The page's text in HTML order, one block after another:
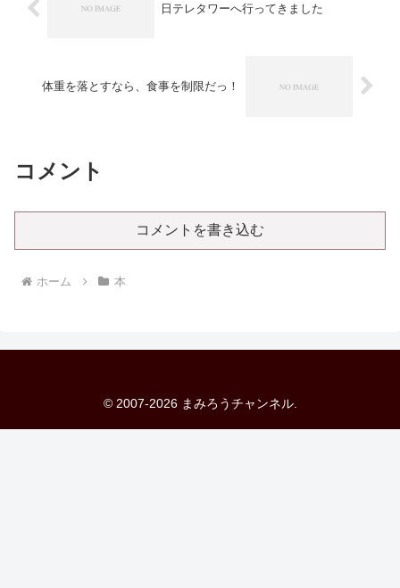
日テレタワーへ行ってきました
体重を落とすなら、食事を制限だっ！
コメント
コメントを書き込む
ホーム 本
© 2007-2026 まみろうチャンネル.